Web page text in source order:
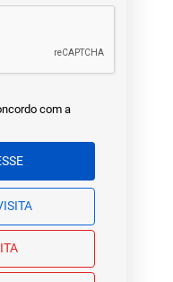
com a
VISITA